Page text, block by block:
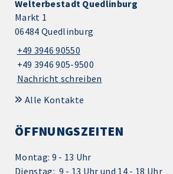
Welterbestadt Quedlinburg
Markt 1
06484 Quedlinburg
+49 3946 90550
+49 3946 905-9500
Nachricht schreiben
Alle Kontakte
ÖFFNUNGSZEITEN
Montag: 9 - 13 Uhr
Dienstag: 9 - 13 Uhr und 14 - 18 Uhr